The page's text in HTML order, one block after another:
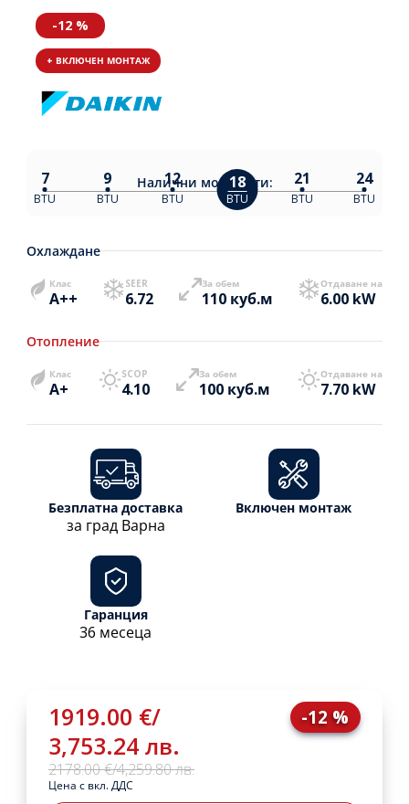
1919.00 €/
3,753.24 лв.
2178.00 €/4,259.80 лв.
-12 %
Цена с вкл. ДДС
-12 %
+ ВКЛЮЧЕН МОНТАЖ
Налични мощности:
7
BTU
9
BTU
12
BTU
18
BTU
21
BTU
24
BTU
Охлаждане
Клас
A++
SEER
6.72
За обем
110 куб.м
Отдаване на
6.00 kW
Отопление
Клас
A+
SCOP
4.10
За обем
100 куб.м
Отдаване на
7.70 kW
Безплатна доставка
за град Варна
Включен монтаж
Гаранция
36 месеца